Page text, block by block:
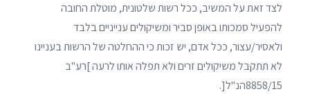
לצד זאת על המשיב, ככל רשות שלטונית, מוטלת החובה
להפעיל סמכותו באופן סביר ומשיקולים ענייניים בלבד
ולאסיר/עצור, ככל אדם, יש זכות כי ההחלטה של הרשות בעניינו
לא תתקבל משיקולים זרים ולא תפלה אותו לרעה ]רע"ב
8858/15הנ"ל[.